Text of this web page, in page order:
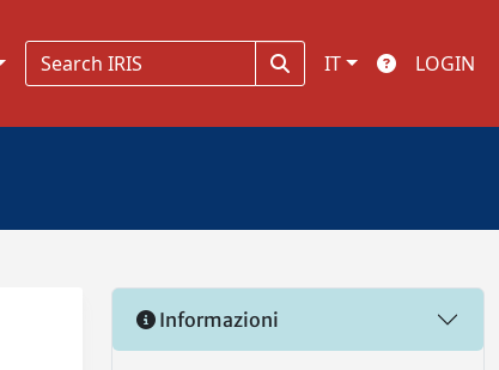
IT LOGIN
Informazioni